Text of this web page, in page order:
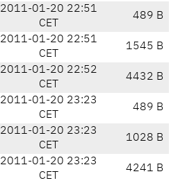
2011-01-20 22:51
CET
489 B
2011-01-20 22:51
CET
1545 B
2011-01-20 22:52
CET
4432 B
2011-01-20 23:23
CET
489 B
2011-01-20 23:23
CET
1028 B
2011-01-20 23:23
CET
4241 B